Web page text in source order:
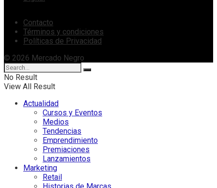
Contacto
Términos y condiciones
Políticas de Privacidad
© 2026 Mercado Negro
No Result
View All Result
Actualidad
Cursos y Eventos
Medios
Tendencias
Emprendimiento
Premiaciones
Lanzamientos
Marketing
Retail